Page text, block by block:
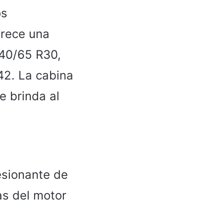
una
65 R30,
La cabina
brinda al
de
del motor